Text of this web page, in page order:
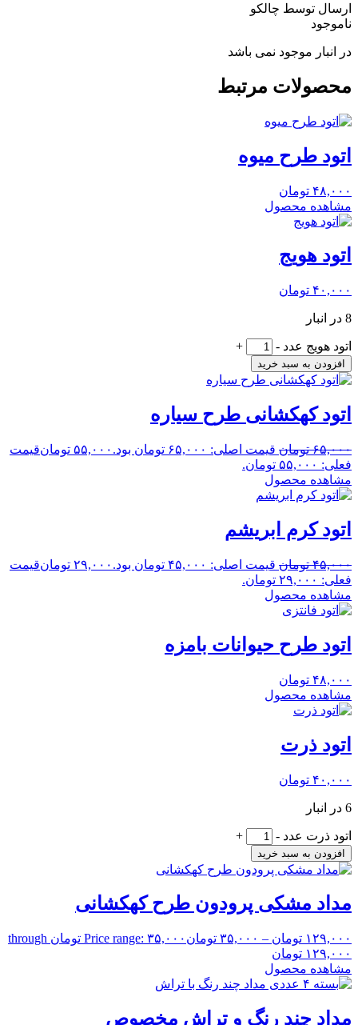
ارسال توسط چالکو
ناموجود
در انبار موجود نمی باشد
محصولات مرتبط
اتود طرح میوه
۴۸,۰۰۰ تومان
مشاهده محصول
اتود هویج
۴۰,۰۰۰ تومان
8 در انبار
اتود هویج عدد -
+
افزودن به سبد خرید
اتود کهکشانی طرح سیاره
۶۵,۰۰۰ تومان قیمت اصلی: ۶۵,۰۰۰ تومان بود. ۵۵,۰۰۰ تومانقیمت
فعلی: ۵۵,۰۰۰ تومان.
مشاهده محصول
اتود کرم ابریشم
۴۵,۰۰۰ تومان قیمت اصلی: ۴۵,۰۰۰ تومان بود. ۲۹,۰۰۰ تومانقیمت
فعلی: ۲۹,۰۰۰ تومان.
مشاهده محصول
اتود طرح حیوانات بامزه
۴۸,۰۰۰ تومان
مشاهده محصول
اتود ذرت
۴۰,۰۰۰ تومان
6 در انبار
اتود ذرت عدد -
+
افزودن به سبد خرید
مداد مشکی پرودون طرح کهکشانی
۱۲۹,۰۰۰ تومان – ۳۵,۰۰۰ تومان
Price range: ۳۵,۰۰۰ تومان through
۱۲۹,۰۰۰ تومان
مشاهده محصول
مداد چند رنگ و تراش مخصوص